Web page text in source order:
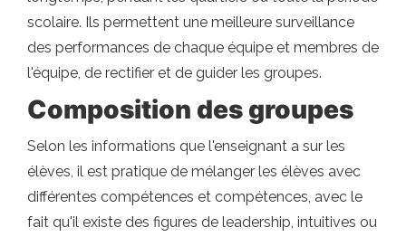
scolaire. Ils permettent une meilleure surveillance
des performances de chaque équipe et membres de
l'équipe, de rectifier et de guider les groupes.
Composition des groupes
Selon les informations que l'enseignant a sur les
élèves, il est pratique de mélanger les élèves avec
différentes compétences et compétences, avec le
fait qu'il existe des figures de leadership, intuitives ou